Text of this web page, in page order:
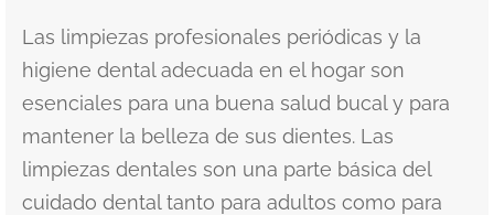
Las limpiezas profesionales periódicas y la
higiene dental adecuada en el hogar son
esenciales para una buena salud bucal y para
mantener la belleza de sus dientes. Las
limpiezas dentales son una parte básica del
cuidado dental tanto para adultos como para
de Muelas del Juicio en Miami
PRF y rejuvenecimiento facial y
con láser